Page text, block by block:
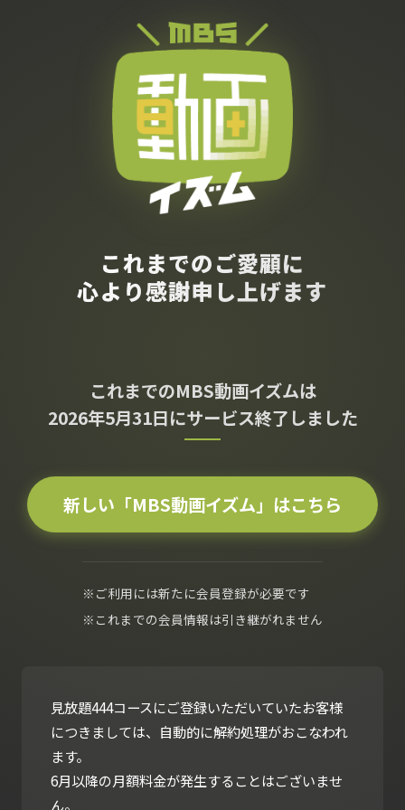
これまでのご愛顧に
心より感謝申し上げます
これまでのMBS動画イズムは
2026年5月31日にサービス終了しました
新しい「MBS動画イズム」はこちら
※ご利用には新たに会員登録が必要です
※これまでの会員情報は引き継がれません
見放題444コースにご登録いただいていたお客様
につきましては、自動的に解約処理がおこなわれ
ます。
6月以降の月額料金が発生することはございませ
ん。